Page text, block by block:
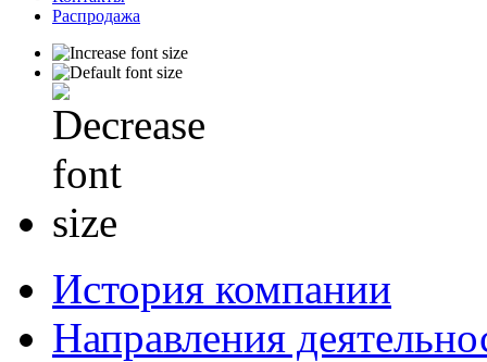
Распродажа
История компании
Направления